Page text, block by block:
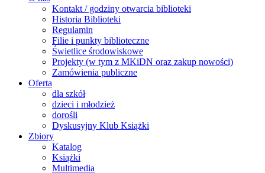
Kontakt / godziny otwarcia biblioteki
Historia Biblioteki
Regulamin
Filie i punkty biblioteczne
Świetlice środowiskowe
Projekty (w tym z MKiDN oraz zakup nowości)
Zamówienia publiczne
Oferta
dla szkół
dzieci i młodzież
dorośli
Dyskusyjny Klub Książki
Zbiory
Katalog
Książki
Multimedia